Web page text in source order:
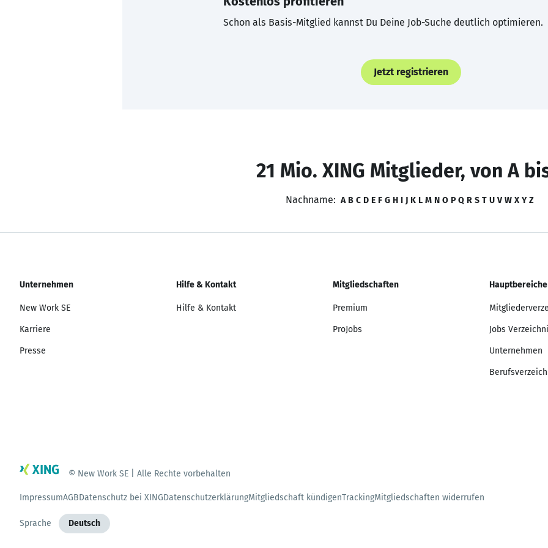
Schon als Basis-Mitglied kannst Du Deine Job-Suche deutlich optimieren.
Jetzt registrieren
21 Mio. XING Mitglieder, von A
Nachname: A B C D E F G H I J K L M N O P Q R S T U V W X Y Z
Unternehmen
New Work SE
Karriere
Presse
Hilfe & Kontakt
Hilfe & Kontakt
Mitgliedschaften
Premium
ProJobs
Hauptbereiche
Jobs
Unternehmen
© New Work SE | Alle Rechte vorbehalten
ImpressumAGBDatenschutz bei XINGDatenschutzerklärungMitgliedschaft kündigenTrackingMitgliedschaften widerrufen
Sprache Deutsch